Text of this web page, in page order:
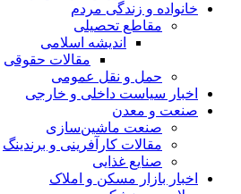
خانواده و زندگی مردم
مقاطع تحصیلی
اندیشه اسلامی
مقالات حقوقی
حمل و نقل عمومی
اخبار سیاست داخلی و خارجی
صنعت و معدن
صنعت ماشین‌سازی
مقالات کارآفرینی و برندینگ
صنایع غذایی
اخبار بازار مسکن و املاک